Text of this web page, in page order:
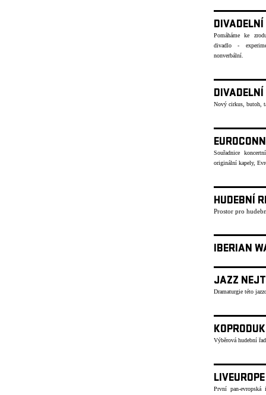
DIVADELNÍ
Pomáháme ke
divadlo -
nonverbální.
Nový cirkus, butoh,
Souřadnice
originální kapely,
HUDEBNÍ
Prostor pro
IBERIAN
JAZZ
Dramaturgie této
Výběrová hudební
LIVEUROPE
První pan-